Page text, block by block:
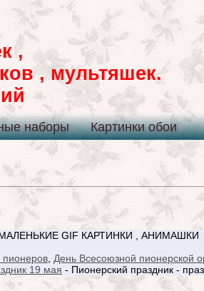
,
, мультяшек.
наборы Картинки обои
GIF КАРТИНКИ , АНИМАШКИ
пионеров День Всесоюзной пионерской
19 мая - Пионерский праздник -